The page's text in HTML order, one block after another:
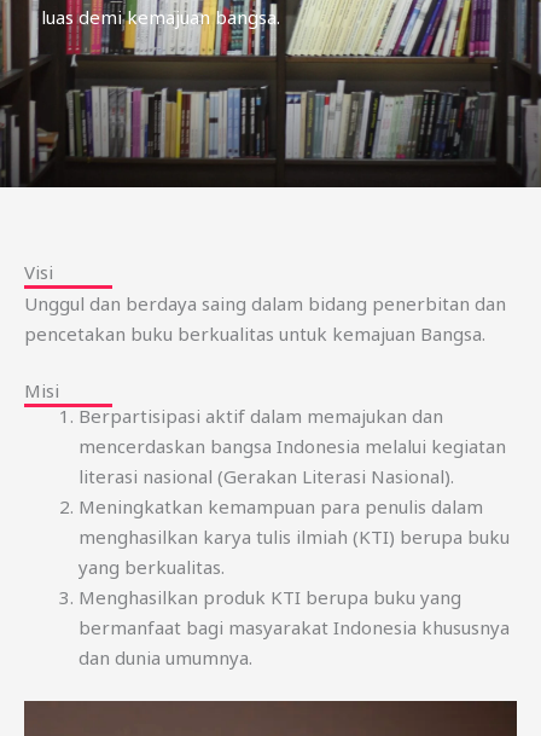
luas demi kemajuan bangsa.
Visi
Unggul dan berdaya saing dalam bidang penerbitan dan
pencetakan buku berkualitas untuk kemajuan Bangsa.
Misi
Berpartisipasi aktif dalam memajukan dan
mencerdaskan bangsa Indonesia melalui kegiatan
literasi nasional (Gerakan Literasi Nasional).
Meningkatkan kemampuan para penulis dalam
menghasilkan karya tulis ilmiah (KTI) berupa buku
yang berkualitas.
Menghasilkan produk KTI berupa buku yang
bermanfaat bagi masyarakat Indonesia khususnya
dan dunia umumnya.